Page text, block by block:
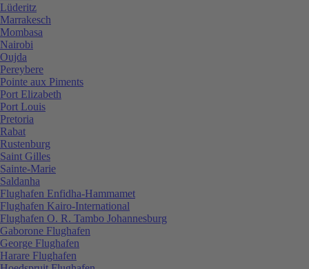
Lüderitz
Marrakesch
Mombasa
Nairobi
Oujda
Pereybere
Pointe aux Piments
Port Elizabeth
Port Louis
Pretoria
Rabat
Rustenburg
Saint Gilles
Sainte-Marie
Saldanha
Flughafen Enfidha-Hammamet
Flughafen Kairo-International
Flughafen O. R. Tambo Johannesburg
Gaborone Flughafen
George Flughafen
Harare Flughafen